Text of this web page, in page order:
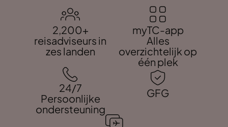
2,200+
reisadviseurs in
zes landen
myTC-app
Alles
overzichtelijk op
één plek
24/7
Persoonlijke
ondersteuning
GFG